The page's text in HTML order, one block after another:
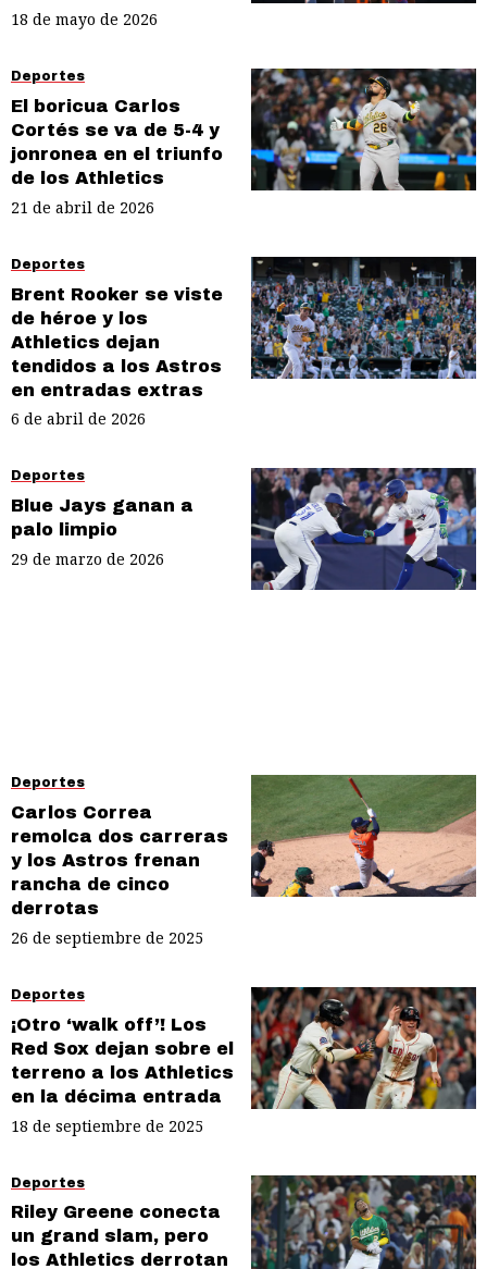
18 de mayo de 2026
Deportes
El boricua Carlos
Cortés se va de 5-4 y
jonronea en el triunfo
de los Athletics
21 de abril de 2026
Deportes
Brent Rooker se viste
de héroe y los
Athletics dejan
tendidos a los Astros
en entradas extras
6 de abril de 2026
Deportes
Blue Jays ganan a
palo limpio
29 de marzo de 2026
Deportes
Carlos Correa
remolca dos carreras
y los Astros frenan
rancha de cinco
derrotas
26 de septiembre de 2025
Deportes
¡Otro ‘walk off’! Los
Red Sox dejan sobre el
terreno a los Athletics
en la décima entrada
18 de septiembre de 2025
Deportes
Riley Greene conecta
un grand slam, pero
los Athletics derrotan